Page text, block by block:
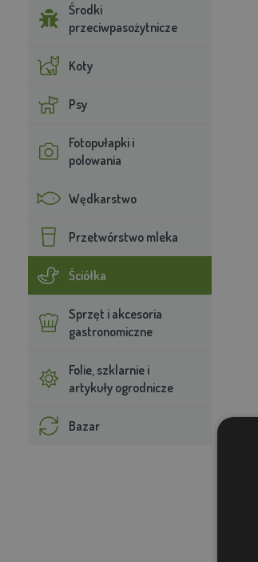
Środki
przeciwpasożytnicze
Koty
Psy
Fotopułapki i
polowania
Wędkarstwo
Przetwórstwo mleka
Ściółka
Sprzęt i akcesoria
gastronomiczne
Folie, szklarnie i
artykuły ogrodnicze
Bazar